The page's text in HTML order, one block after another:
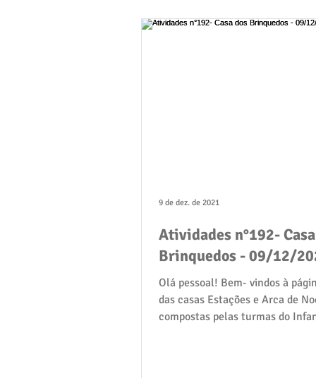
Atividades n°192-
Brinquedos - 09/12/
Olá pessoal! Bem- vindos à
das casas Estações e Arca de
compostas pelas turmas do
9 de dez. de 2021